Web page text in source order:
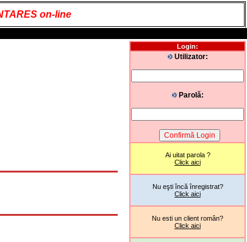
on-line
Login:
Utilizator:
Parolă:
Ai uitat parola ?
Click aici
Nu eşti încă înregistrat?
Click aici
Nu esti un client român?
Click aici